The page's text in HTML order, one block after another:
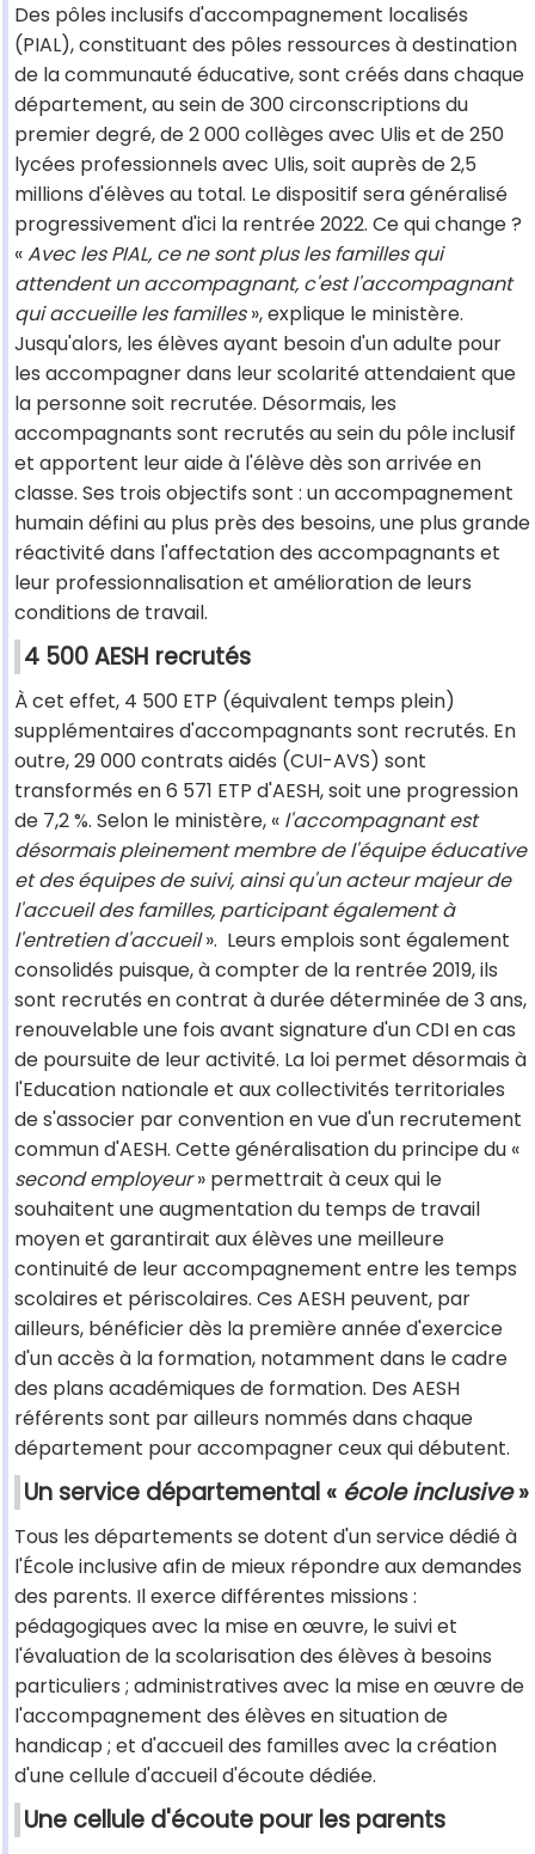
Des pôles inclusifs d'accompagnement localisés
(PIAL), constituant des pôles ressources à destination
de la communauté éducative, sont créés dans chaque
département, au sein de 300 circonscriptions du
premier degré, de 2 000 collèges avec Ulis et de 250
lycées professionnels avec Ulis, soit auprès de 2,5
millions d'élèves au total. Le dispositif sera généralisé
progressivement d'ici la rentrée 2022. Ce qui change ?
«Avec les PIAL, ce ne sont plus les familles qui
attendent un accompagnant, c'est l'accompagnant
qui accueille les familles», explique le ministère.
Jusqu'alors, les élèves ayant besoin d'un adulte pour
les accompagner dans leur scolarité attendaient que
la personne soit recrutée. Désormais, les
accompagnants sont recrutés au sein du pôle inclusif
et apportent leur aide à l'élève dès son arrivée en
classe. Ses trois objectifs sont : un accompagnement
humain défini au plus près des besoins, une plus grande
réactivité dans l'affectation des accompagnants et
leur professionnalisation et amélioration de leurs
conditions de travail.
4 500 AESH recrutés
À cet effet, 4 500 ETP (équivalent temps plein)
supplémentaires d'accompagnants sont recrutés. En
outre, 29 000 contrats aidés (CUI-AVS) sont
transformés en 6 571 ETP d'AESH, soit une progression
de 7,2 %. Selon le ministère, « l'accompagnant est
désormais pleinement membre de l'équipe éducative
et des équipes de suivi, ainsi qu'un acteur majeur de
l'accueil des familles, participant également à
l'entretien d'accueil». Leurs emplois sont également
consolidés puisque, à compter de la rentrée 2019, ils
sont recrutés en contrat à durée déterminée de 3 ans,
renouvelable une fois avant signature d'un CDI en cas
de poursuite de leur activité. La loi permet désormais à
l'Education nationale et aux collectivités territoriales
de s'associer par convention en vue d'un recrutement
commun d'AESH. Cette généralisation du principe du «
second employeur» permettrait à ceux qui le
souhaitent une augmentation du temps de travail
moyen et garantirait aux élèves une meilleure
continuité de leur accompagnement entre les temps
scolaires et périscolaires. Ces AESH peuvent, par
ailleurs, bénéficier dès la première année d'exercice
d'un accès à la formation, notamment dans le cadre
des plans académiques de formation. Des AESH
référents sont par ailleurs nommés dans chaque
département pour accompagner ceux qui débutent.
Un service départemental « école inclusive»
Tous les départements se dotent d'un service dédié à
l'École inclusive afin de mieux répondre aux demandes
des parents. Il exerce différentes missions :
pédagogiques avec la mise en œuvre, le suivi et
l'évaluation de la scolarisation des élèves à besoins
particuliers ; administratives avec la mise en œuvre de
l'accompagnement des élèves en situation de
handicap ; et d'accueil des familles avec la création
d'une cellule d'accueil d'écoute dédiée.
Une cellule d'écoute pour les parents